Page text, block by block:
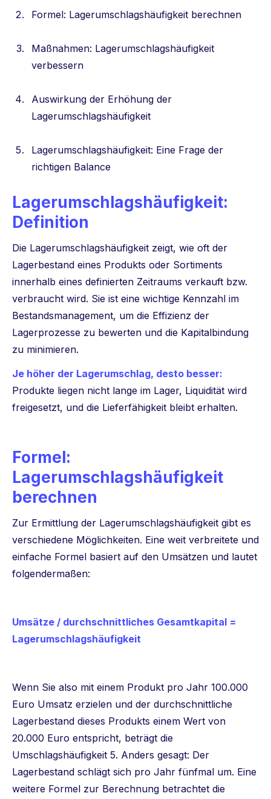
Formel: Lagerumschlagshäufigkeit berechnen
Maßnahmen: Lagerumschlagshäufigkeit
verbessern
Auswirkung der Erhöhung der
Lagerumschlagshäufigkeit
Lagerumschlagshäufigkeit: Eine Frage der
richtigen Balance
Lagerumschlagshäufigkeit:
Definition
Die Lagerumschlagshäufigkeit zeigt, wie oft der
Lagerbestand eines Produkts oder Sortiments
innerhalb eines definierten Zeitraums verkauft bzw.
verbraucht wird. Sie ist eine wichtige Kennzahl im
Bestandsmanagement, um die Effizienz der
Lagerprozesse zu bewerten und die Kapitalbindung
zu minimieren.
Je höher der Lagerumschlag, desto besser:
Produkte liegen nicht lange im Lager, Liquidität wird
freigesetzt, und die Lieferfähigkeit bleibt erhalten.
Formel:
Lagerumschlagshäufigkeit
berechnen
Zur Ermittlung der Lagerumschlagshäufigkeit gibt es
verschiedene Möglichkeiten. Eine weit verbreitete und
einfache Formel basiert auf den Umsätzen und lautet
folgendermaßen:
Umsätze / durchschnittliches Gesamtkapital =
Lagerumschlagshäufigkeit
Wenn Sie also mit einem Produkt pro Jahr 100.000
Euro Umsatz erzielen und der durchschnittliche
Lagerbestand dieses Produkts einem Wert von
20.000 Euro entspricht, beträgt die
Umschlagshäufigkeit 5. Anders gesagt: Der
Lagerbestand schlägt sich pro Jahr fünfmal um. Eine
weitere Formel zur Berechnung betrachtet die